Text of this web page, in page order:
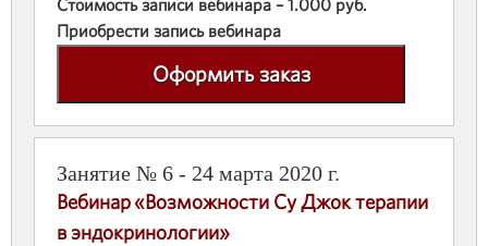
Приобрести запись вебинара
Оформить заказ
Занятие № 6 - 24 марта 2020 г.
Вебинар «Возможности Су Джок терапии
в эндокринологии»